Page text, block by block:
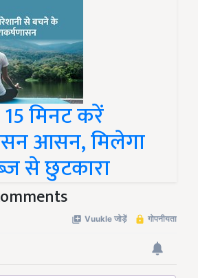
मिनट करें
आसन, मिलेगा
से छुटकारा